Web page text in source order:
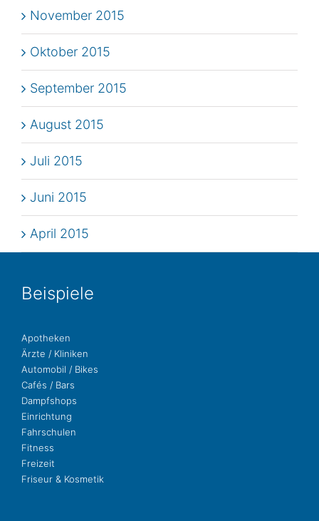
November 2015
Oktober 2015
September 2015
August 2015
Juli 2015
Juni 2015
April 2015
Bei­spie­le
Apo­the­ken
Ärzte / Kliniken
Auto­mo­bil / Bikes
Cafés / Bars
Dampf­shops
Ein­rich­tung
Fahr­schu­len
Fit­ness
Freizeit
Fri­seur & Kosmetik